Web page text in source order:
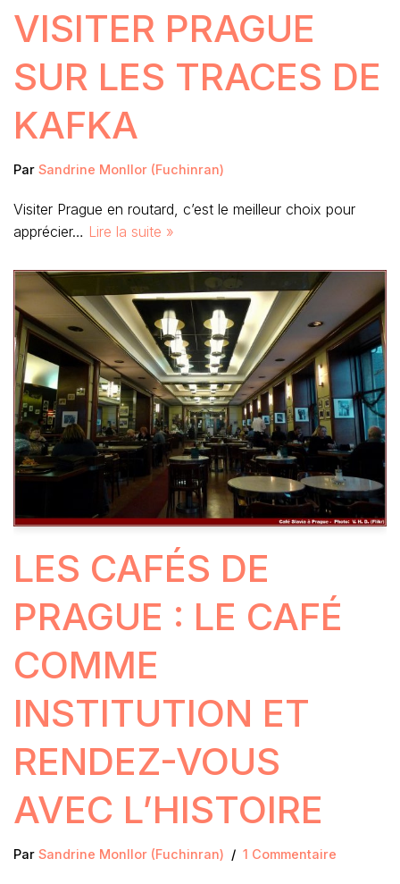
VISITER PRAGUE
SUR LES TRACES DE
KAFKA
Par Sandrine Monllor (Fuchinran)
Visiter Prague en routard, c’est le meilleur choix pour
apprécier… Lire la suite »
LES CAFÉS DE
PRAGUE : LE CAFÉ
COMME
INSTITUTION ET
RENDEZ-VOUS
AVEC L’HISTOIRE
Par Sandrine Monllor (Fuchinran) 1 Commentaire